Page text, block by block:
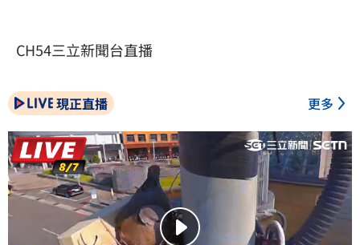
CH54三立新聞台直播
現正直播 更多